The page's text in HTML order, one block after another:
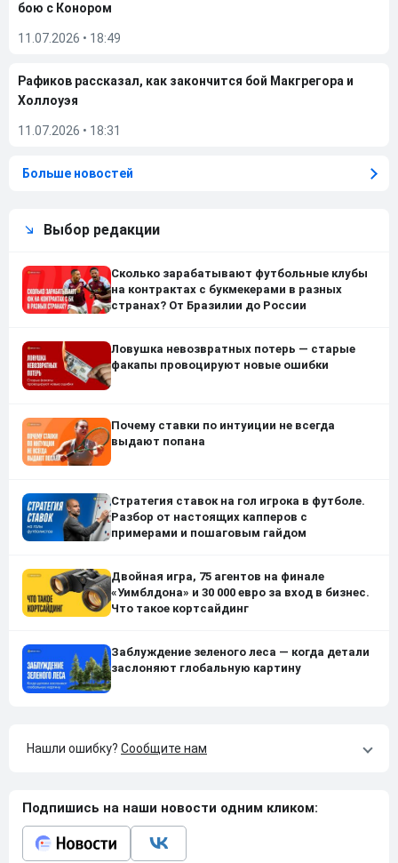
бою с Конором
11.07.2026 • 18:49
Рафиков рассказал, как закончится бой Макгрегора и
Холлоуэя
11.07.2026 • 18:31
Больше новостей
Выбор редакции
Сколько зарабатывают футбольные клубы
на контрактах с букмекерами в разных
странах? От Бразилии до России
Ловушка невозвратных потерь — старые
факапы провоцируют новые ошибки
Почему ставки по интуиции не всегда
выдают попана
Стратегия ставок на гол игрока в футболе.
Разбор от настоящих капперов с
примерами и пошаговым гайдом
Двойная игра, 75 агентов на финале
«Уимблдона» и 30 000 евро за вход в бизнес.
Что такое кортсайдинг
Заблуждение зеленого леса — когда детали
заслоняют глобальную картину
Нашли ошибку? Сообщите нам
Подпишись на наши новости одним кликом: